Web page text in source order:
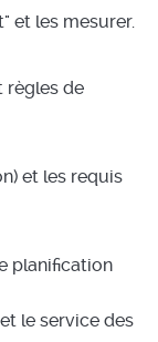
et les mesurer.
règles de
et les requis
planification
le service des